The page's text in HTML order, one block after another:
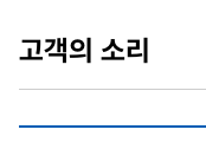
고객의 소리